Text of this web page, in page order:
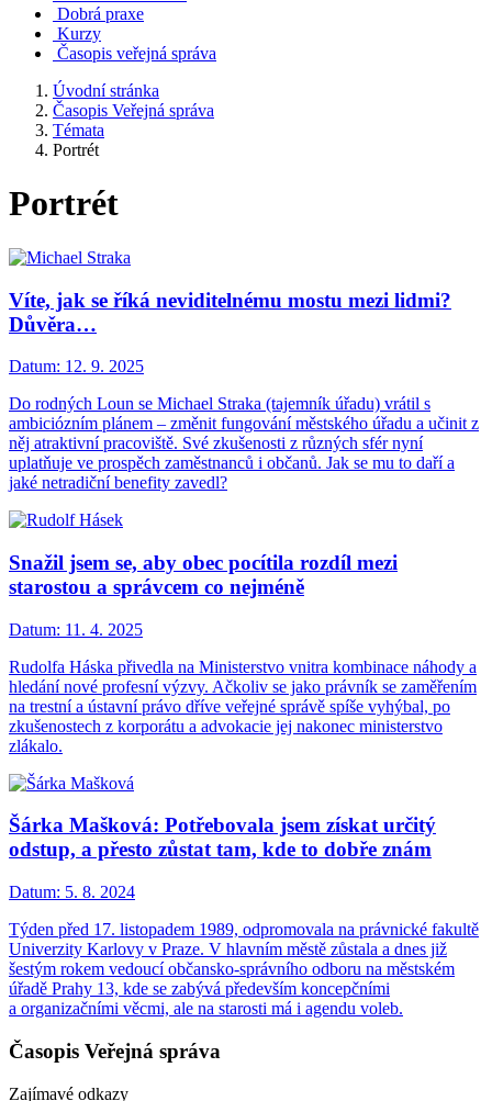
Dobrá praxe
Kurzy
Časopis veřejná správa
Úvodní stránka
Časopis Veřejná správa
Témata
Portrét
Portrét
Víte, jak se říká neviditelnému mostu mezi lidmi?
Důvěra…
Datum: 12. 9. 2025
Do rodných Loun se Michael Straka (tajemník úřadu) vrátil s
ambiciózním plánem ‒ změnit fungování městského úřadu a učinit z
něj atraktivní pracoviště. Své zkušenosti z různých sfér nyní
uplatňuje ve prospěch zaměstnanců i občanů. Jak se mu to daří a
jaké netradiční benefity zavedl?
Snažil jsem se, aby obec pocítila rozdíl mezi
starostou a správcem co nejméně
Datum: 11. 4. 2025
Rudolfa Háska přivedla na Ministerstvo vnitra kombinace náhody a
hledání nové profesní výzvy. Ačkoliv se jako právník se zaměřením
na trestní a ústavní právo dříve veřejné správě spíše vyhýbal, po
zkušenostech z korporátu a advokacie jej nakonec ministerstvo
zlákalo.
Šárka Mašková: Potřebovala jsem získat určitý
odstup, a přesto zůstat tam, kde to dobře znám
Datum: 5. 8. 2024
Týden před 17. listopadem 1989, odpromovala na právnické fakultě
Univerzity Karlovy v Praze. V hlavním městě zůstala a dnes již
šestým rokem vedoucí občansko-správního odboru na městském
úřadě Prahy 13, kde se zabývá především koncepčními
a organizačními věcmi, ale na starosti má i agendu voleb.
Časopis Veřejná správa
Zajímavé odkazy